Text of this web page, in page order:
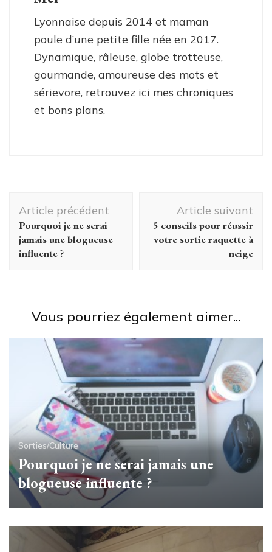
Lyonnaise depuis 2014 et maman
poule d’une petite fille née en 2017.
Dynamique, râleuse, globe trotteuse,
gourmande, amoureuse des mots et
sérievore, retrouvez ici mes chroniques
et bons plans.
d'article
Article précédent
Pourquoi je ne serai
jamais une blogueuse
influente ?
Article suivant
5 conseils pour réussir
votre sortie raquette à
neige
Vous pourriez également aimer...
Sorties/Culture
Pourquoi je ne serai jamais une
blogueuse influente ?